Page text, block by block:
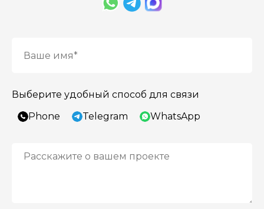
Выберите удобный способ для связи
Phone
Telegram WhatsApp
ВОПРОСЫ